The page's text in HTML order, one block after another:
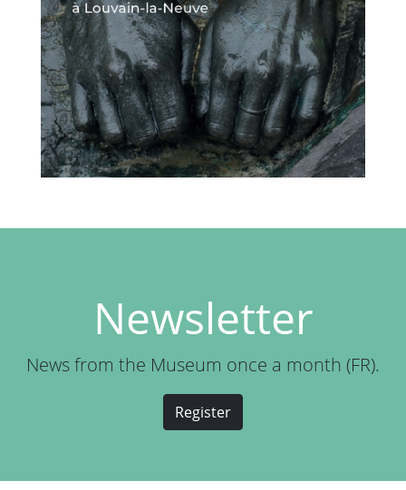
Newsletter
News from the Museum once a month (FR).
Register